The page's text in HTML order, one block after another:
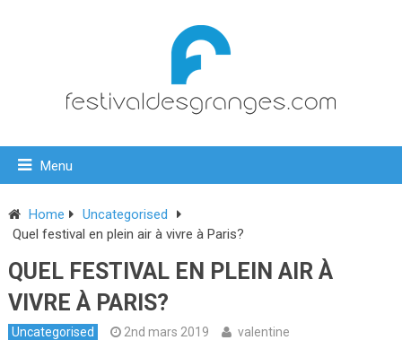
Menu
Home
Uncategorised
Quel festival en plein air à vivre à Paris?
QUEL FESTIVAL EN PLEIN AIR À
VIVRE À PARIS?
Uncategorised 2nd mars 2019 valentine